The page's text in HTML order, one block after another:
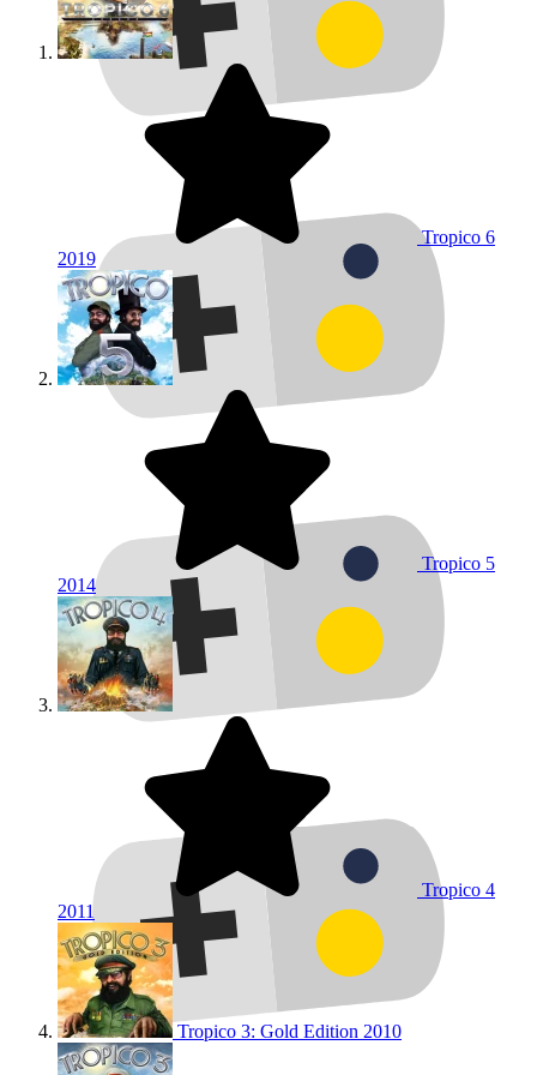
Tropico 6
2019
Tropico 5
2014
Tropico 4
2011
Tropico 3: Gold Edition 2010